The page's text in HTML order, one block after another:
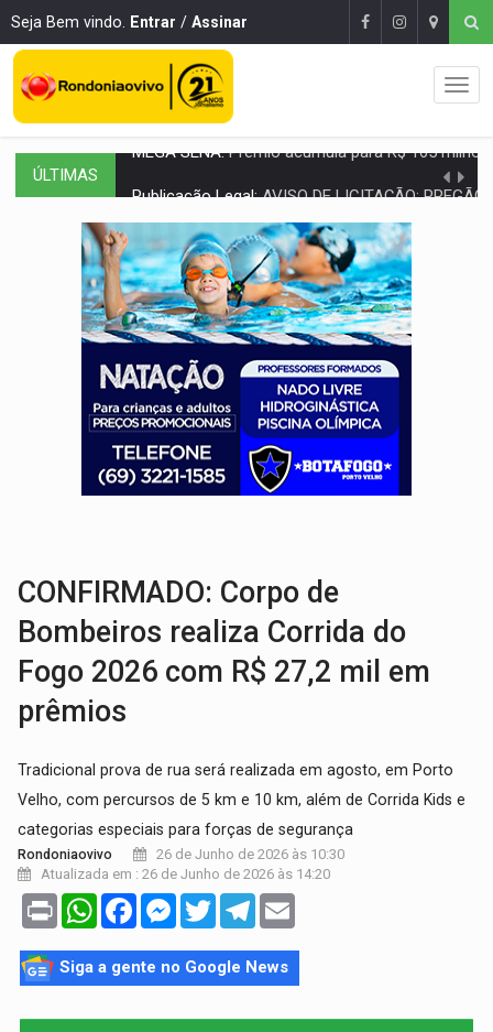
Seja Bem vindo. Entrar / Assinar
ÚLTIMAS AVISO DE LICITAÇÃO: PREGÃO ELETRÔNICO Nº
PROVA CONTÁBIL:UNNESA apresenta documentos e questiona
VÍDEO:Ciclista é atropelado por carro na região Central de
Publicação Legal:AVISO DE LICITAÇÃO: PREGÃO ELETRÔNICO N.º
Confira classificados e detalhes do sorteio da Copa
Publicação Legal: CONCORRÊNCIA Nº 90504/2025/
EM 18 MESES: Léo Moraes entrega o que não conseguiram em anos na
ELEIÇÕES 2026: Candidata a deputada federal em Rondônia declara draga de
CONFIRMADO: Corpo de
Bombeiros realiza Corrida do
Fogo 2026 com R$ 27,2 mil em
prêmios
Tradicional prova de rua será realizada em agosto, em Porto
Velho, com percursos de 5 km e 10 km, além de Corrida Kids e
categorias especiais para forças de segurança
Rondoniaovivo
26 de Junho de 2026 às 10:30
Atualizada em : 26 de Junho de 2026 às 14:20
Print WhatsAppFacebookMessenger
TwitterTelegram
Siga a gente no Google News